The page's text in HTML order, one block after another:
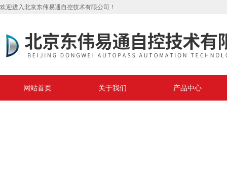
欢迎进入北京东伟易通自控技术有限公司！
网站首页 关于我们 产品中心